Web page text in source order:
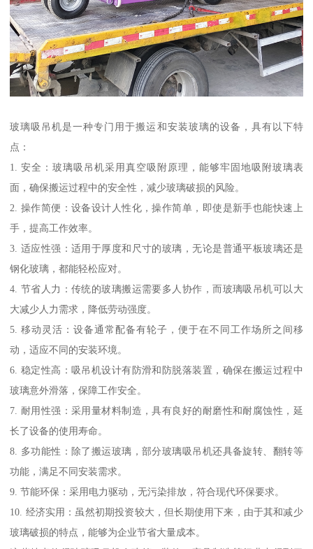
玻璃吸吊机是一种专门用于搬运和安装玻璃的设备，具有以下特
点：
1. 安全：玻璃吸吊机采用真空吸附原理，能够牢固地吸附玻璃表
面，确保搬运过程中的安全性，减少玻璃破损的风险。
2. 操作简便：设备设计人性化，操作简单，即使是新手也能快速上
手，提高工作效率。
3. 适应性强：适用于厚度和尺寸的玻璃，无论是普通平板玻璃还是
钢化玻璃，都能轻松应对。
4. 节省人力：传统的玻璃搬运需要多人协作，而玻璃吸吊机可以大
大减少人力需求，降低劳动强度。
5. 移动灵活：设备通常配备有轮子，便于在不同工作场所之间移
动，适应不同的安装环境。
6. 稳定性高：吸吊机设计有防滑和防脱落装置，确保在搬运过程中
玻璃意外滑落，保障工作安全。
7. 耐用性强：采用量材料制造，具有良好的耐磨性和耐腐蚀性，延
长了设备的使用寿命。
8. 多功能性：除了搬运玻璃，部分玻璃吸吊机还具备旋转、翻转等
功能，满足不同安装需求。
9. 节能环保：采用电力驱动，无污染排放，符合现代环保要求。
10. 经济实用：虽然初期投资较大，但长期使用下来，由于其和减少
玻璃破损的特点，能够为企业节省大量成本。